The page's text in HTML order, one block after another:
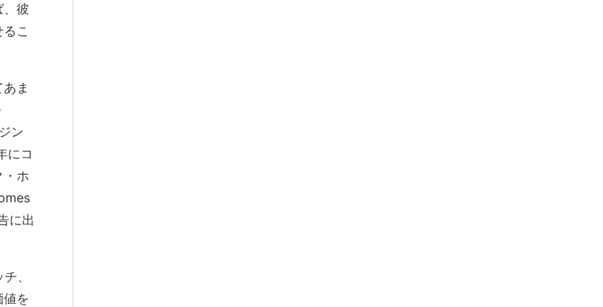
、彼
こ
ま
ン
にコ
・ホ
に出
、
値を